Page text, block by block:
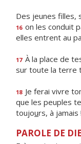
Des jeunes filles,
16 on les conduit
elles entrent au
17 À la place de
sur toute la terre
18 Je ferai vivre
que les peuples
toujours, à jamais !
PAROLE DE